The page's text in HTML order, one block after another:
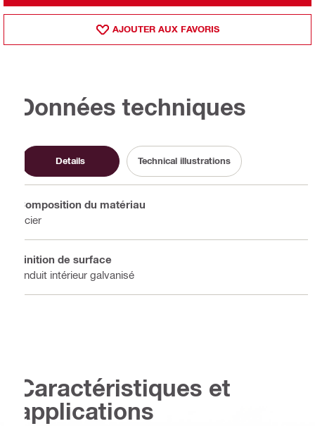
AJOUTER AUX FAVORIS
Données techniques
Details Technical illustrations
Composition du matériau
Acier
Finition de surface
Enduit intérieur galvanisé
Caractéristiques et
applications